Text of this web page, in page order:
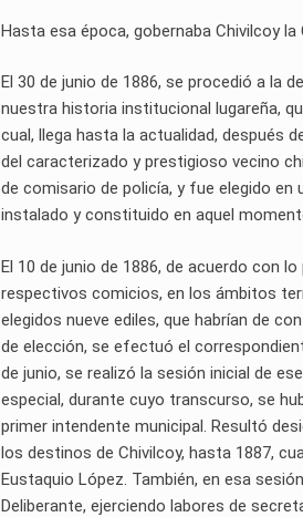
Hasta esa época, gobernaba Chivilcoy
El 30 de junio de 1886, se procedió a la
nuestra historia institucional lugareña,
cual, llega hasta la actualidad, después
del caracterizado y prestigioso vecino
de comisario de policía, y fue elegido en
instalado y constituido en aquel
El 10 de junio de 1886, de acuerdo con
respectivos comicios, en los ámbitos
elegidos nueve ediles, que habrían de
de elección, se efectuó el
de junio, se realizó la sesión inicial de
especial, durante cuyo transcurso, se
primer intendente municipal. Resultó
los destinos de Chivilcoy, hasta 1887,
Eustaquio López. También, en esa
Deliberante, ejerciendo labores de